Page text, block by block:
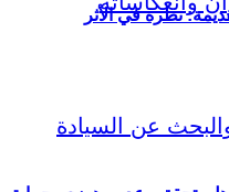
نظرة في الأثر